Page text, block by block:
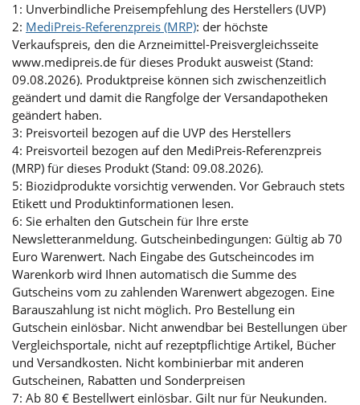
1: Unverbindliche Preisempfehlung des Herstellers (UVP)
2: MediPreis-Referenzpreis (MRP): der höchste
Verkaufspreis, den die Arzneimittel-Preisvergleichsseite
www.medipreis.de für dieses Produkt ausweist (Stand:
09.08.2026). Produktpreise können sich zwischenzeitlich
geändert und damit die Rangfolge der Versandapotheken
geändert haben.
3: Preisvorteil bezogen auf die UVP des Herstellers
4: Preisvorteil bezogen auf den MediPreis-Referenzpreis
(MRP) für dieses Produkt (Stand: 09.08.2026).
5: Biozidprodukte vorsichtig verwenden. Vor Gebrauch stets
Etikett und Produktinformationen lesen.
6: Sie erhalten den Gutschein für Ihre erste
Newsletteranmeldung. Gutscheinbedingungen: Gültig ab 70
Euro Warenwert. Nach Eingabe des Gutscheincodes im
Warenkorb wird Ihnen automatisch die Summe des
Gutscheins vom zu zahlenden Warenwert abgezogen. Eine
Barauszahlung ist nicht möglich. Pro Bestellung ein
Gutschein einlösbar. Nicht anwendbar bei Bestellungen über
Vergleichsportale, nicht auf rezeptpflichtige Artikel, Bücher
und Versandkosten. Nicht kombinierbar mit anderen
Gutscheinen, Rabatten und Sonderpreisen
7: Ab 80 € Bestellwert einlösbar. Gilt nur für Neukunden.